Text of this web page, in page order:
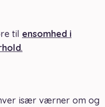
til ensomhed i
.
hver især værner om og